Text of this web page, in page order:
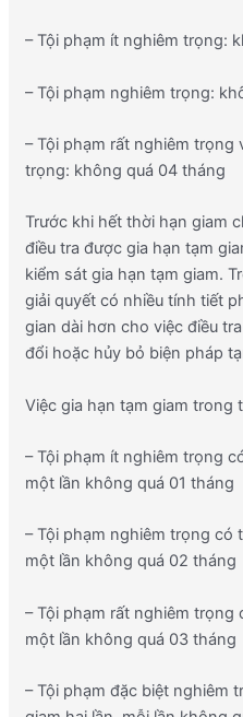
– Tội phạm ít nghiêm trọng:
– Tội phạm nghiêm trọng:
– Tội phạm rất nghiêm trọng
trọng: không quá 04 tháng
Trước khi hết thời hạn giam
điều tra được gia hạn tạm
kiểm sát gia hạn tạm giam.
giải quyết có nhiều tính tiết
gian dài hơn cho việc điều
đổi hoặc hủy bỏ biện pháp
Việc gia hạn tạm giam trong
– Tội phạm ít nghiêm trọng
một lần không quá 01 tháng
– Tội phạm nghiêm trọng có
một lần không quá 02 tháng
– Tội phạm rất nghiêm
một lần không quá 03 tháng
– Tội phạm đặc biệt nghiêm